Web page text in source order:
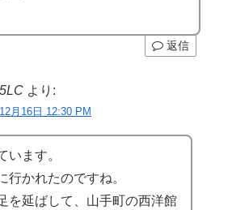
返信
より:
月16日 12:30 PM
います。
行かれたのですね。
を延ばして、山手町の西洋館